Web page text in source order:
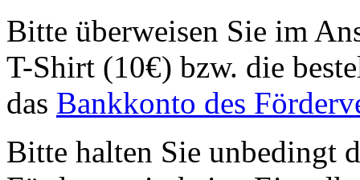
Bitte überweisen Sie im
T-Shirt (10€) bzw. die
das Bankkonto des
Bitte halten Sie unbedingt